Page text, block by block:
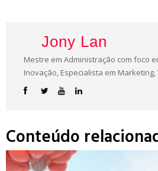
Jony Lan
Mestre em Administração com foco
Inovação, Especialista em
Conteúdo